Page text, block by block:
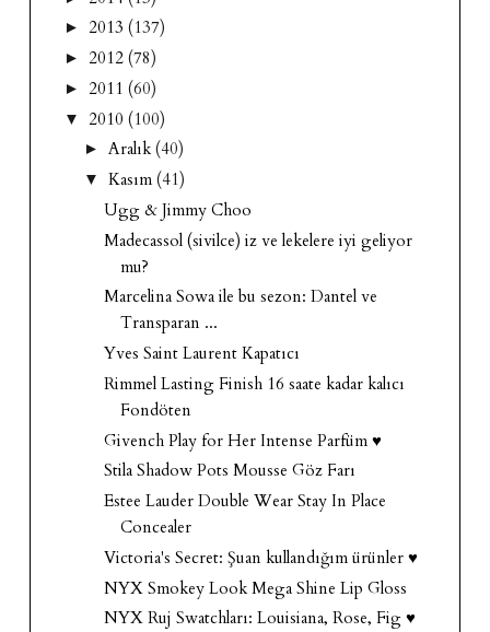
► 2013 (137)
► 2012 (78)
► 2011 (60)
▼ 2010 (100)
► Aralık (40)
▼ Kasım (41)
Ugg & Jimmy Choo
Madecassol (sivilce) iz ve lekelere iyi geliyor
mu?
Marcelina Sowa ile bu sezon: Dantel ve
Transparan ...
Yves Saint Laurent Kapatıcı
Rimmel Lasting Finish 16 saate kadar kalıcı
Fondöten
Givench Play for Her Intense Parfüm ♥
Stila Shadow Pots Mousse Göz Farı
Estee Lauder Double Wear Stay In Place
Concealer
Victoria's Secret: Şuan kullandığım ürünler ♥
NYX Smokey Look Mega Shine Lip Gloss
NYX Ruj Swatchları: Louisiana, Rose, Fig ♥